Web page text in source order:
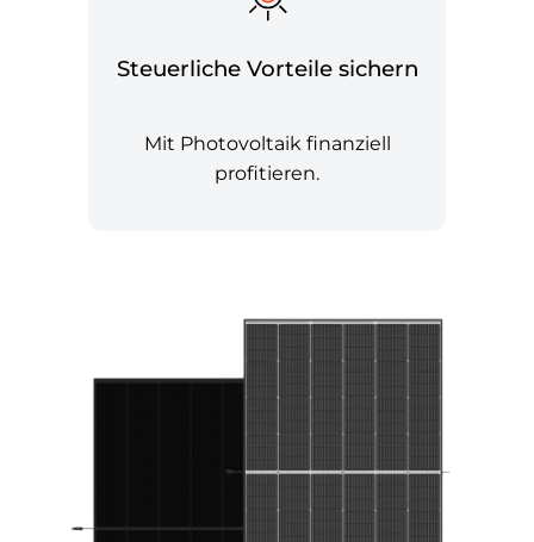
Steuerliche Vorteile sichern
Mit Photovoltaik finanziell
profitieren.